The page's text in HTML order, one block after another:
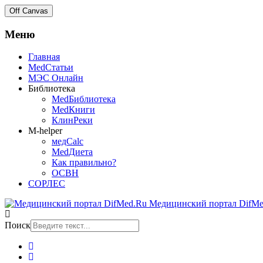
Off Canvas
Меню
Главная
MedСтатьи
МЭС Онлайн
Библиотека
MedБиблиотека
MedКниги
КлинРеки
M-helper
медCalc
MedДиета
Как правильно?
ОСВН
СОРЛЕС
Медицинский портал
Поиск